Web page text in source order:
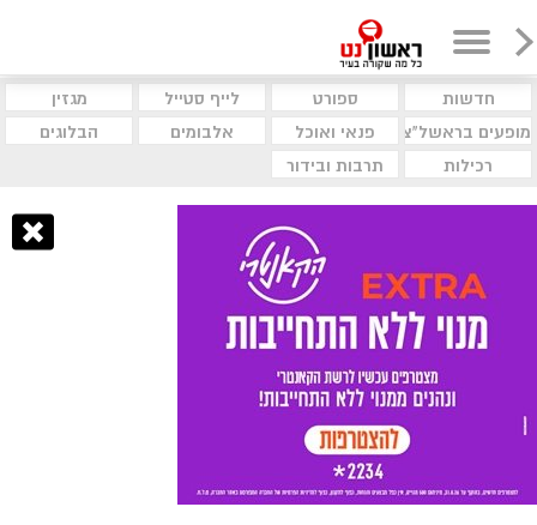
חדשות ספורט לייף סטייל
מגזין
מופעים בראשל"צ
פנאי ואוכל אלבומים
הבלוגים
רכילות
תרבות ובידור